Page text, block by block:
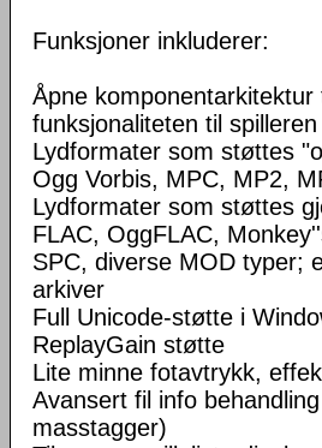
Funksjoner inkluderer:
Åpne
funksjonaliteten til spilleren
Lydformater som støttes
Ogg Vorbis, MPC, MP2,
Lydformater som støttes
FLAC, OggFLAC,
SPC, diverse MOD typer;
arkiver
Full Unicode-støtte i
ReplayGain støtte
Lite minne fotavtrykk,
Avansert fil info
masstagger)